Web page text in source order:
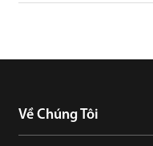
Về Chúng Tôi